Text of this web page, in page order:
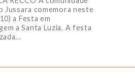
Jussara comemora neste
a Festa em
a Santa Luzia. A festa